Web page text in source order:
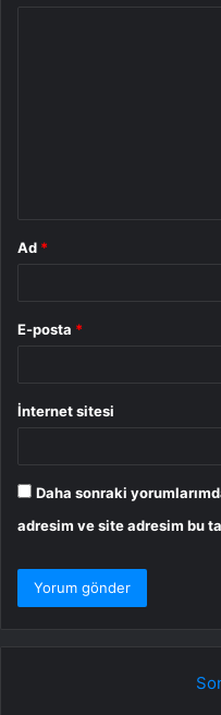
Ad *
E-posta *
İnternet sitesi
Daha sonraki
adresim ve site adresim bu